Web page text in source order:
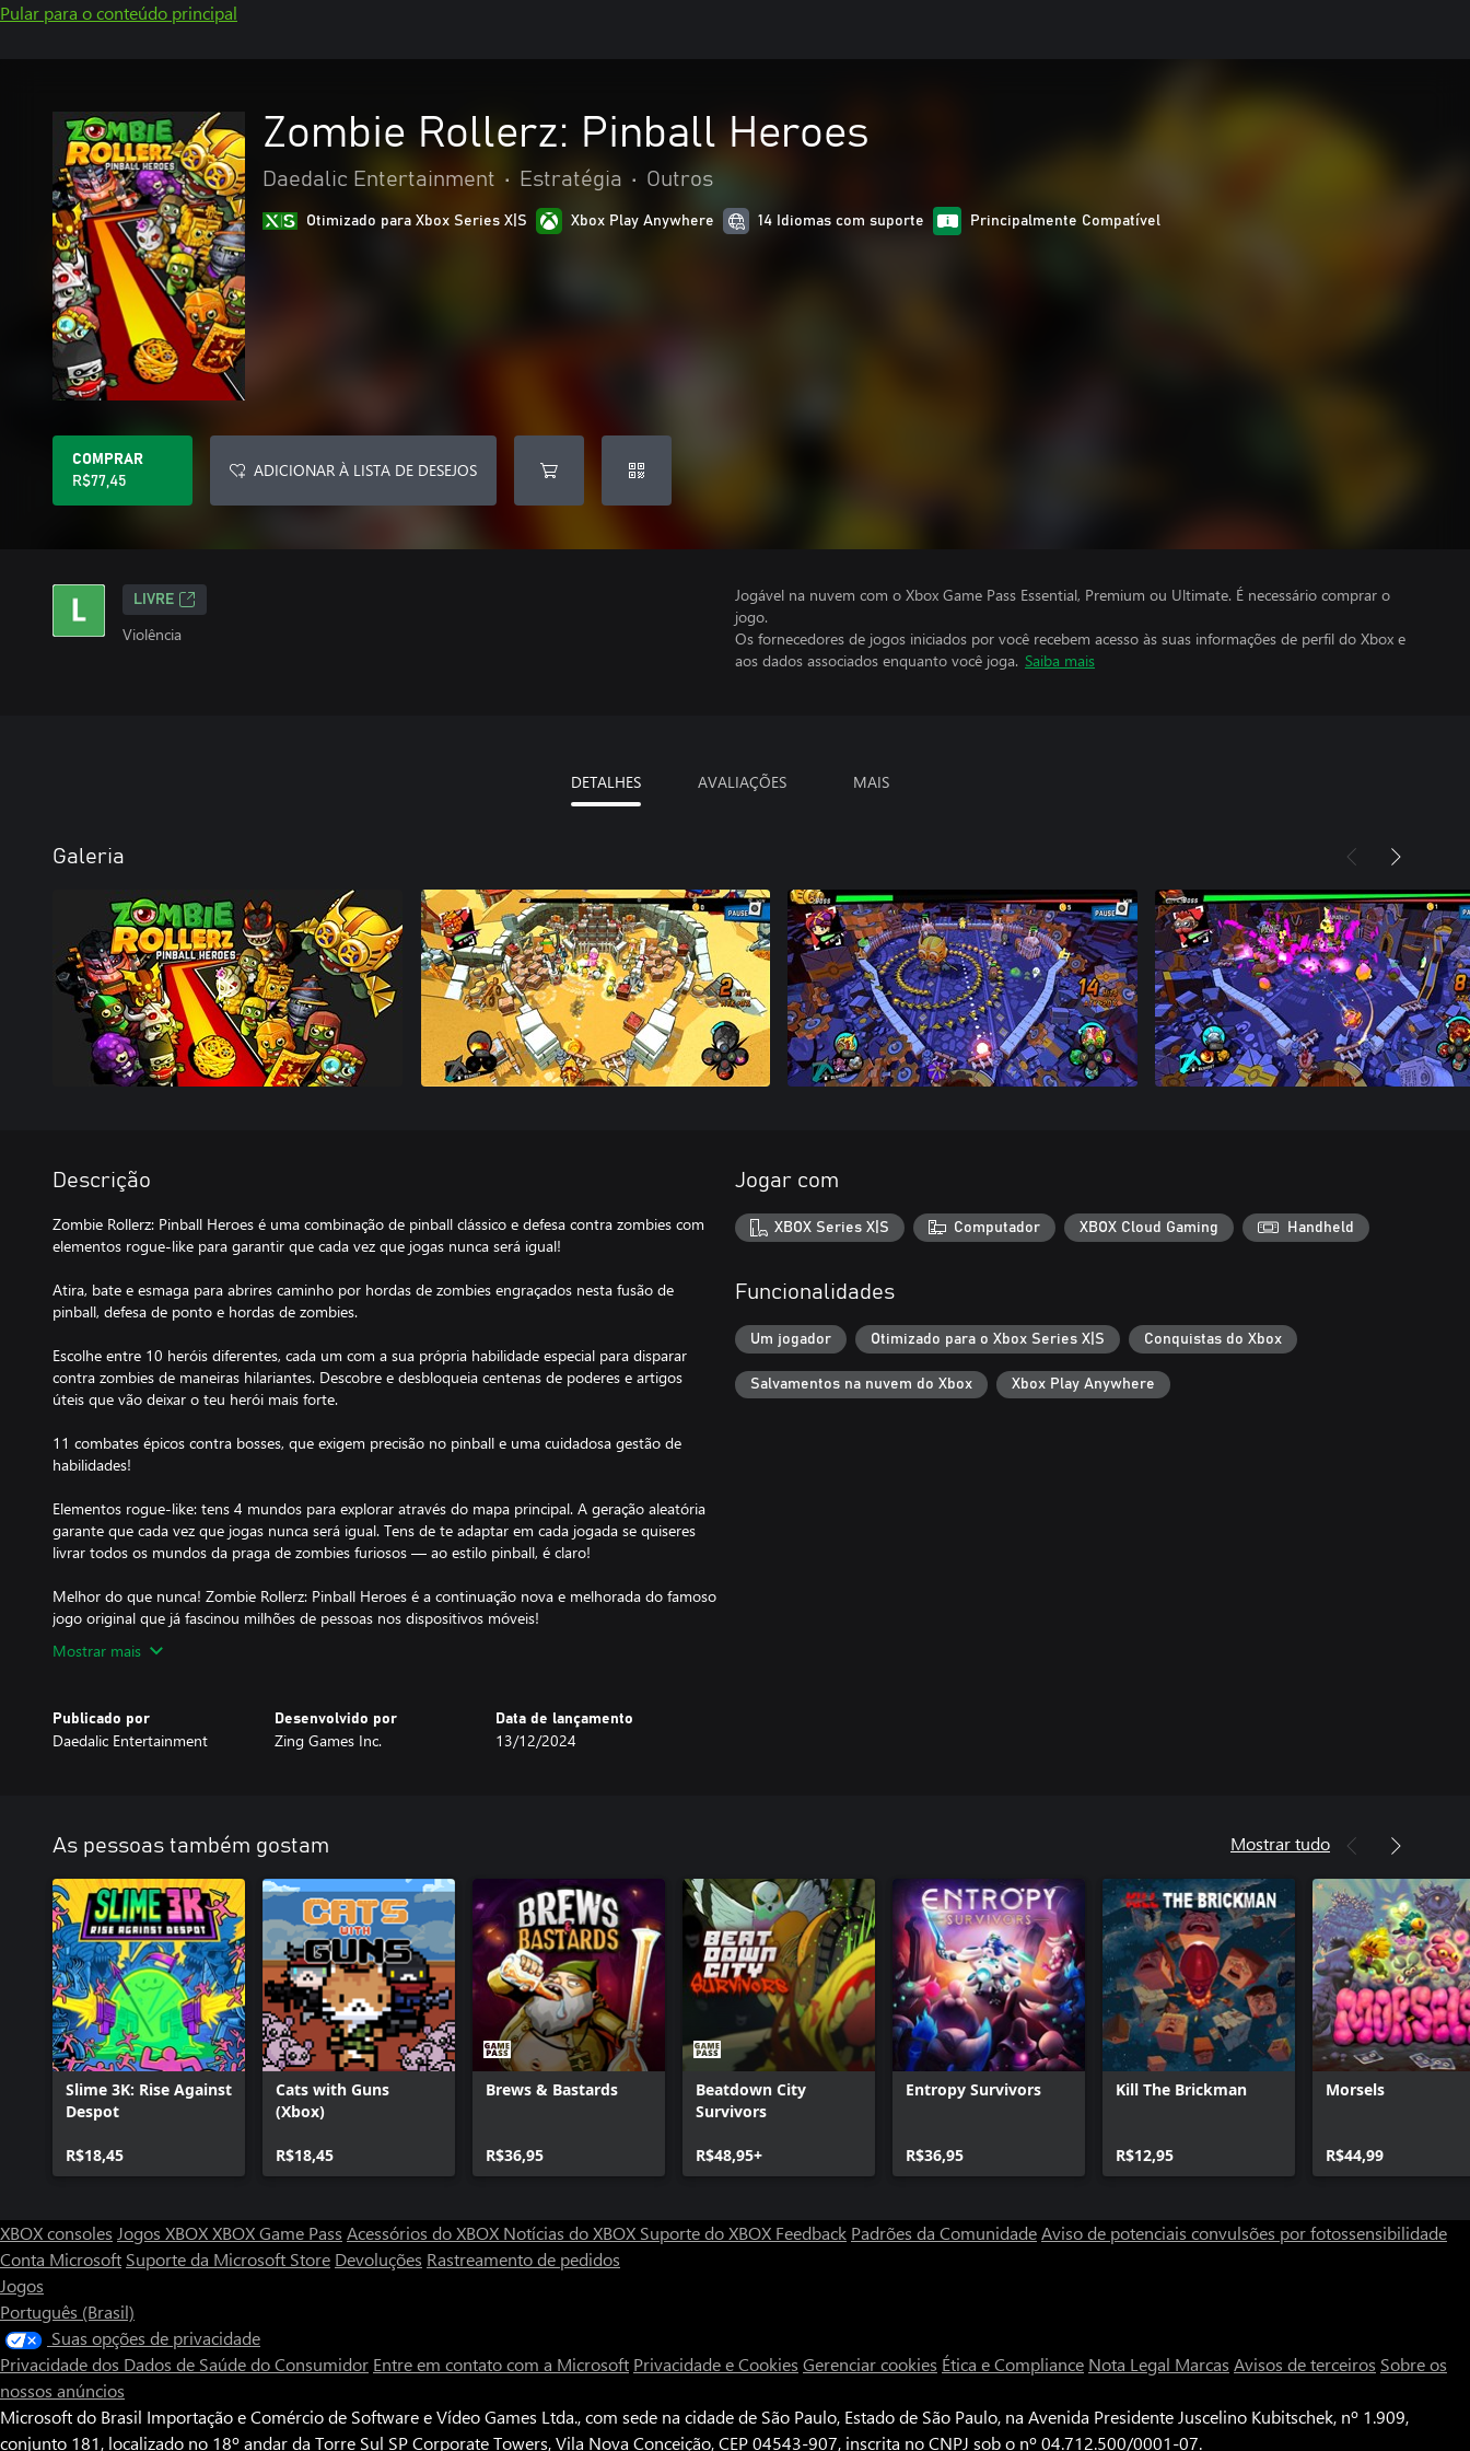
Pular para o conteúdo principal
Zombie Rollerz: Pinball Heroes
Daedalic Entertainment • Estratégia • Outros
Otimizado para Xbox Series X|S Xbox Play Anywhere 14 Idiomas com suporte Principalmente Compatível
COMPRAR
R$77,45
ADICIONAR À LISTA DE DESEJOS
LIVRE
Violência
Jogável na nuvem com o Xbox Game Pass Essential, Premium ou Ultimate. É necessário comprar o
jogo.
Os fornecedores de jogos iniciados por você recebem acesso às suas informações de perfil do Xbox e
aos dados associados enquanto você joga. Saiba mais
DETALHES AVALIAÇÕES MAIS
Galeria
Descrição
Zombie Rollerz: Pinball Heroes é uma combinação de pinball clássico e defesa contra zombies com
elementos rogue-like para garantir que cada vez que jogas nunca será igual!
Atira, bate e esmaga para abrires caminho por hordas de zombies engraçados nesta fusão de
pinball, defesa de ponto e hordas de zombies.
Escolhe entre 10 heróis diferentes, cada um com a sua própria habilidade especial para disparar
contra zombies de maneiras hilariantes. Descobre e desbloqueia centenas de poderes e artigos
úteis que vão deixar o teu herói mais forte.
11 combates épicos contra bosses, que exigem precisão no pinball e uma cuidadosa gestão de
habilidades!
Elementos rogue-like: tens 4 mundos para explorar através do mapa principal. A geração aleatória
garante que cada vez que jogas nunca será igual. Tens de te adaptar em cada jogada se quiseres
livrar todos os mundos da praga de zombies furiosos — ao estilo pinball, é claro!
Melhor do que nunca! Zombie Rollerz: Pinball Heroes é a continuação nova e melhorada do famoso
jogo original que já fascinou milhões de pessoas nos dispositivos móveis!
Mostrar mais
Publicado por
Daedalic Entertainment
Desenvolvido por
Zing Games Inc.
Data de lançamento
13/12/2024
Jogar com
XBOX Series X|S Computador XBOX Cloud Gaming Handheld
Funcionalidades
Um jogador Otimizado para o Xbox Series X|S Conquistas do Xbox
Salvamentos na nuvem do Xbox Xbox Play Anywhere
As pessoas também gostam Mostrar tudo
Slime 3K: Rise Against
Despot
R$18,45
Cats with Guns
(Xbox)
R$18,45
Brews & Bastards
R$36,95
Beatdown City
Survivors
R$48,95+
Entropy Survivors
R$36,95
Kill The Brickman
R$12,95
Morsels
R$44,99
XBOX consoles Jogos XBOXXBOX Game Pass Acessórios do XBOX Notícias do XBOX Suporte do XBOX Feedback Padrões da ComunidadeAviso de potenciais convulsões por fotossensibilidade
Conta Microsoft Suporte da Microsoft Store Devoluções Rastreamento de pedidos
Jogos
Português (Brasil)
Suas opções de privacidade
Privacidade dos Dados de Saúde do Consumidor Entre em contato com a Microsoft Privacidade e Cookies Gerenciar cookies Ética e Compliance Nota Legal Marcas Avisos de terceiros Sobre os
nossos anúncios
Microsoft do Brasil Importação e Comércio de Software e Vídeo Games Ltda., com sede na cidade de São Paulo, Estado de São Paulo, na Avenida Presidente Juscelino Kubitschek, nº 1.909,
conjunto 181, localizado no 18º andar da Torre Sul SP Corporate Towers, Vila Nova Conceição, CEP 04543-907, inscrita no CNPJ sob o nº 04.712.500/0001-07.